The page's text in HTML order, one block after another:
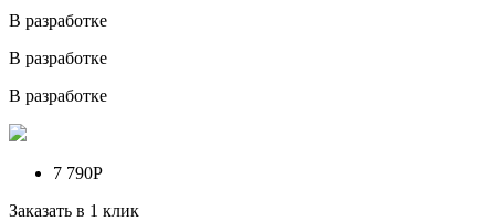
В разработке
В разработке
В разработке
7 790Р
Заказать в 1 клик